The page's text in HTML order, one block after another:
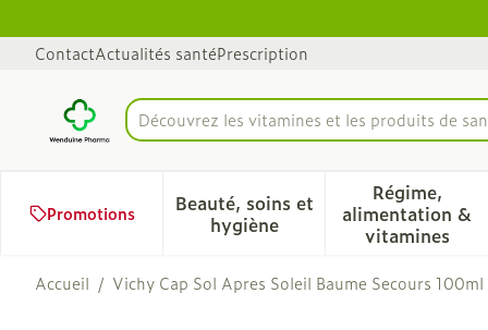
ContactActualités santéPrescription
Rechercher
Découvrez les vitamines et les produits de
Promotions
Beauté, soins et
hygièneAfficher le sous-menu pour
Régime,
alimentation &
vitamines
Afficher
Accueil / Vichy Cap Sol Apres Soleil Baume Secours 100ml